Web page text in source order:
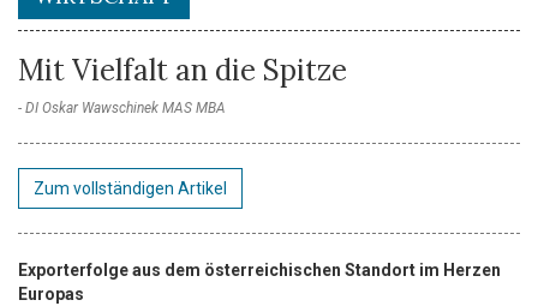
Mit Vielfalt an die Spitze
DI Oskar Wawschinek MAS MBA
Zum vollständigen Artikel
Exporterfolge aus dem österreichischen Standort im Herzen
Europas